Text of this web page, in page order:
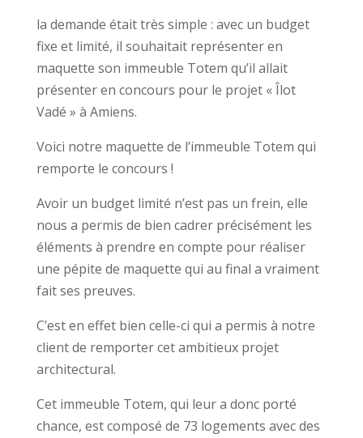
la demande était très simple : avec un budget
fixe et limité, il souhaitait représenter en
maquette son immeuble Totem qu’il allait
présenter en concours pour le projet « Îlot
Vadé » à Amiens.
Voici notre maquette de l’immeuble Totem qui
remporte le concours !
Avoir un budget limité n’est pas un frein, elle
nous a permis de bien cadrer précisément les
éléments à prendre en compte pour réaliser
une pépite de maquette qui au final a vraiment
fait ses preuves.
C’est en effet bien celle-ci qui a permis à notre
client de remporter cet ambitieux projet
architectural.
Cet immeuble Totem, qui leur a donc porté
chance, est composé de 73 logements avec des